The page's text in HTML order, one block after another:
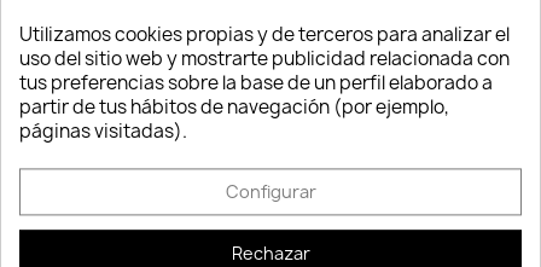
El resultado es un trabajo que transmite
esencialidad, que contiene la complejidad y la
densidad de una obra resuelta hasta el extremo
detalle, cuyo fin es la creación de lugares donde
Está compuesto por tres piezas que unidas entre
sí se convierten en un elegante macetero. Las
piezas se venden por separado:
Utilizamos cookies propias y de terceros para analizar el
uso del sitio web y mostrarte publicidad relacionada con
tus preferencias sobre la base de un perfil elaborado a
partir de tus hábitos de navegación (por ejemplo,
páginas visitadas).
Configurar
Rechazar
Consentimiento de cookies